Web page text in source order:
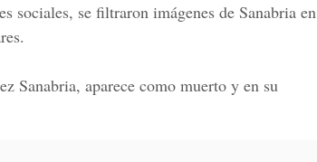
sociales, se filtraron imágenes de Sanabria en
Sanabria, aparece como muerto y en su